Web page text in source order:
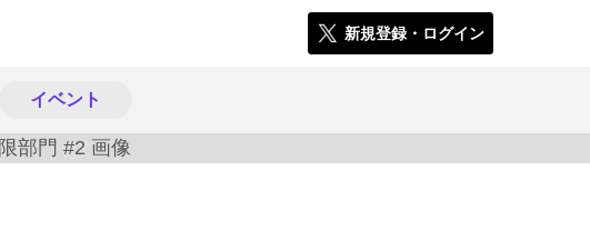
新規登録・ログイン
イベント